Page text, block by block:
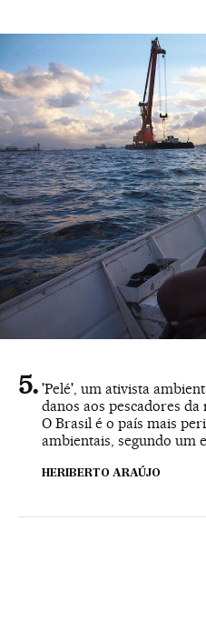
'Pelé', um ativista
danos aos pescadores da
O Brasil é o país mais
ambientais, segundo um
HERIBERTO ARAÚJO